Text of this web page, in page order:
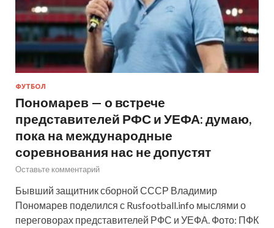
ФУТБОЛ
Пономарев — о встрече
представителей РФС и УЕФА: думаю,
пока на международные
соревнования нас не допустят
Оставьте комментарий
Бывший защитник сборной СССР Владимир
Пономарев поделился с Rusfootball.info мыслями о
переговорах представителей РФС и УЕФА. Фото: ПФК